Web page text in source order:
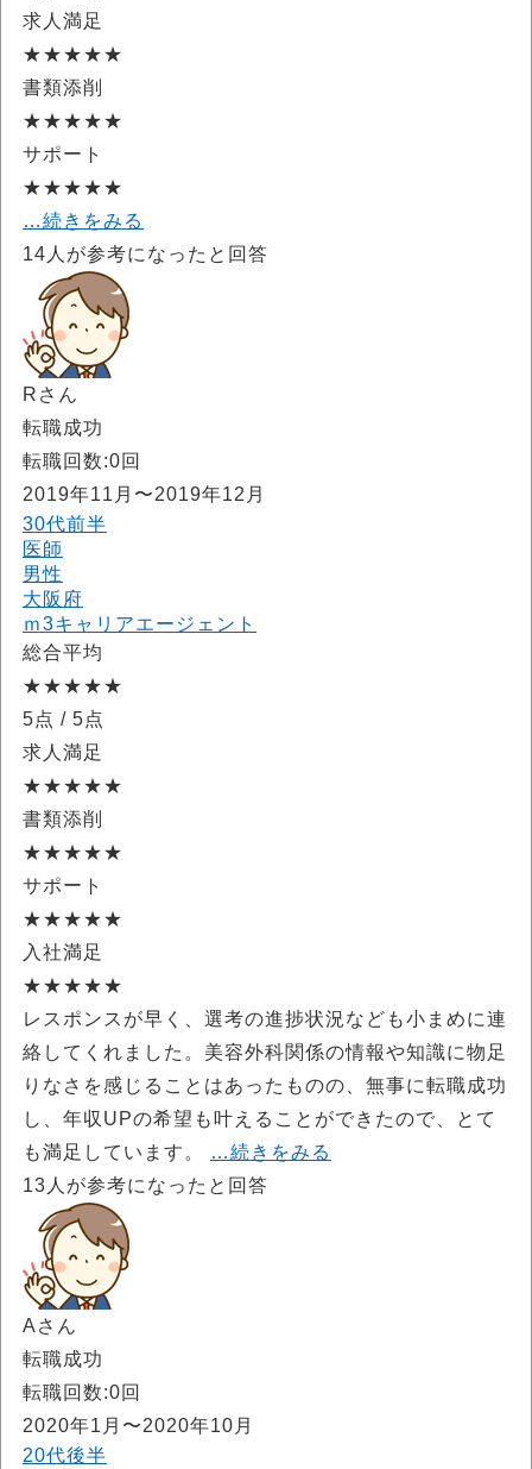
求人満足
★★★★★
書類添削
★★★★★
サポート
★★★★★
…続きをみる
14 人が参考になったと回答
Rさん
転職成功
転職回数:0回
2019年11月〜2019年12月
30代前半
医師
男性
大阪府
ｍ3キャリアエージェント
総合平均
★★★★★
5点 / 5点
求人満足
★★★★★
書類添削
★★★★★
サポート
★★★★★
入社満足
★★★★★
レスポンスが早く、選考の進捗状況なども小まめに連
絡してくれました。美容外科関係の情報や知識に物足
りなさを感じることはあったものの、無事に転職成功
し、年収UPの希望も叶えることができたので、とて
も満足しています。
…続きをみる
13 人が参考になったと回答
Aさん
転職成功
転職回数:0回
2020年1月〜2020年10月
20代後半